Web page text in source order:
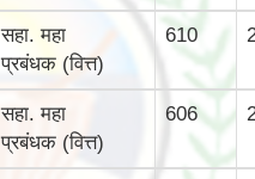
सहा. महा
प्रबंधक (वित्त)
610
सहा. महा
प्रबंधक (वित्त)
606